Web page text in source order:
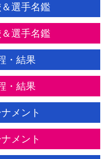
選手名鑑
選手名鑑
・結果
・結果
メント
メント